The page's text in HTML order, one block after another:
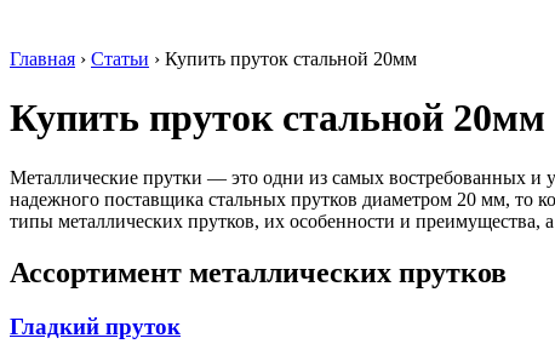
Главная › Статьи › Купить пруток стальной 20мм
Купить пруток стальной 20мм
Металлические прутки — это одни из самых востребованных и
надежного поставщика стальных прутков диаметром 20 мм, то
типы металлических прутков, их особенности и
Ассортимент металлических прутков
Гладкий пруток